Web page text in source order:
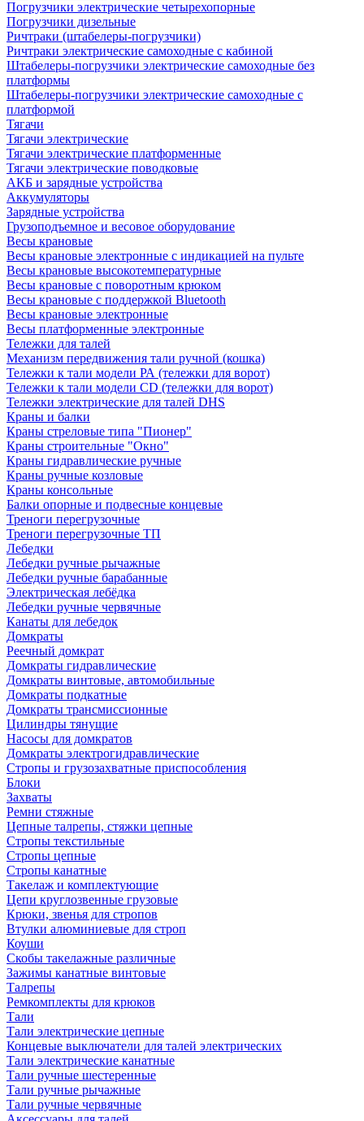
Погрузчики электрические четырехопорные
Погрузчики дизельные
Ричтраки (штабелеры-погрузчики)
Ричтраки электрические самоходные с кабиной
Штабелеры-погрузчики электрические самоходные без
платформы
Штабелеры-погрузчики электрические самоходные с
платформой
Тягачи
Тягачи электрические
Тягачи электрические платформенные
Тягачи электрические поводковые
АКБ и зарядные устройства
Аккумуляторы
Зарядные устройства
Грузоподъемное и весовое оборудование
Весы крановые
Весы крановые электронные с индикацией на пульте
Весы крановые высокотемпературные
Весы крановые с поворотным крюком
Весы крановые с поддержкой Bluetooth
Весы крановые электронные
Весы платформенные электронные
Тележки для талей
Механизм передвижения тали ручной (кошка)
Тележки к тали модели РА (тележки для ворот)
Тележки к тали модели CD (тележки для ворот)
Тележки электрические для талей DHS
Краны и балки
Краны стреловые типа "Пионер"
Краны строительные "Окно"
Краны гидравлические ручные
Краны ручные козловые
Краны консольные
Балки опорные и подвесные концевые
Треноги перегрузочные
Треноги перегрузочные ТП
Лебедки
Лебедки ручные рычажные
Лебедки ручные барабанные
Электрическая лебёдка
Лебедки ручные червячные
Канаты для лебедок
Домкраты
Реечный домкрат
Домкраты гидравлические
Домкраты винтовые, автомобильные
Домкраты подкатные
Домкраты трансмиссионные
Цилиндры тянущие
Насосы для домкратов
Домкраты электрогидравлические
Стропы и грузозахватные приспособления
Блоки
Захваты
Ремни стяжные
Цепные талрепы, стяжки цепные
Стропы текстильные
Стропы цепные
Стропы канатные
Такелаж и комплектующие
Цепи круглозвенные грузовые
Крюки, звенья для стропов
Втулки алюминиевые для строп
Коуши
Скобы такелажные различные
Зажимы канатные винтовые
Талрепы
Ремкомплекты для крюков
Тали
Тали электрические цепные
Концевые выключатели для талей электрических
Тали электрические канатные
Тали ручные шестеренные
Тали ручные рычажные
Тали ручные червячные